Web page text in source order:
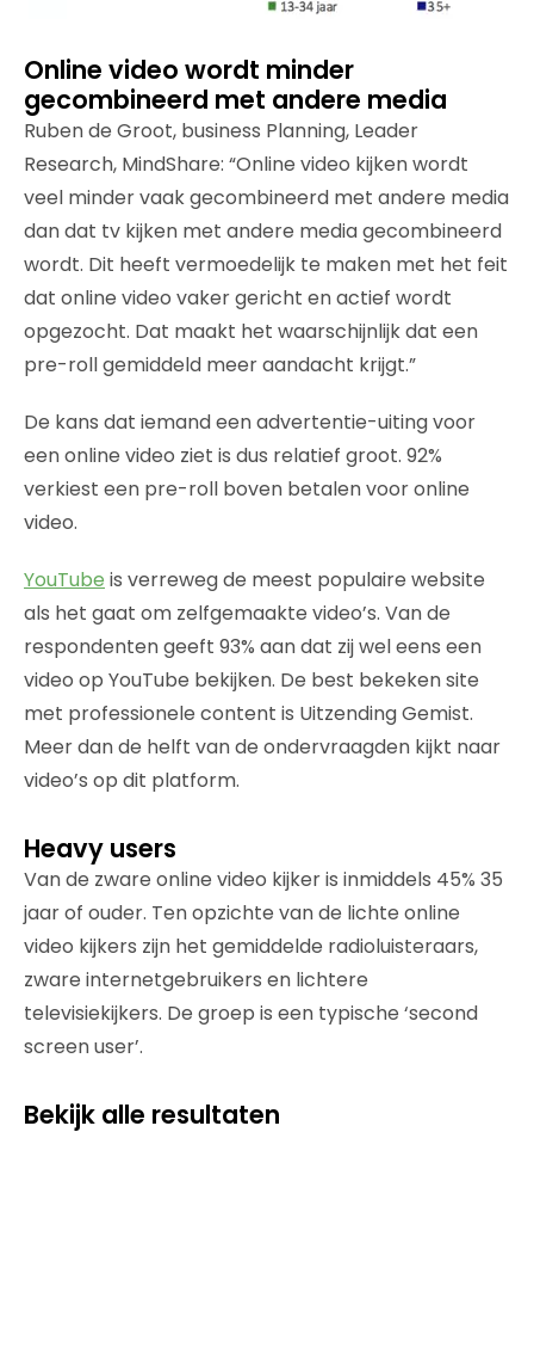
Online video wordt minder
gecombineerd met andere media
Ruben de Groot, business Planning, Leader
Research, MindShare: “Online video kijken wordt
veel minder vaak gecombineerd met andere media
dan dat tv kijken met andere media gecombineerd
wordt. Dit heeft vermoedelijk te maken met het feit
dat online video vaker gericht en actief wordt
opgezocht. Dat maakt het waarschijnlijk dat een
pre-roll gemiddeld meer aandacht krijgt.”
De kans dat iemand een advertentie-uiting voor
een online video ziet is dus relatief groot. 92%
verkiest een pre-roll boven betalen voor online
video.
YouTube is verreweg de meest populaire website
als het gaat om zelfgemaakte video’s. Van de
respondenten geeft 93% aan dat zij wel eens een
video op YouTube bekijken. De best bekeken site
met professionele content is Uitzending Gemist.
Meer dan de helft van de ondervraagden kijkt naar
video’s op dit platform.
Heavy users
Van de zware online video kijker is inmiddels 45% 35
jaar of ouder. Ten opzichte van de lichte online
video kijkers zijn het gemiddelde radioluisteraars,
zware internetgebruikers en lichtere
televisiekijkers. De groep is een typische ‘second
screen user’.
Bekijk alle resultaten